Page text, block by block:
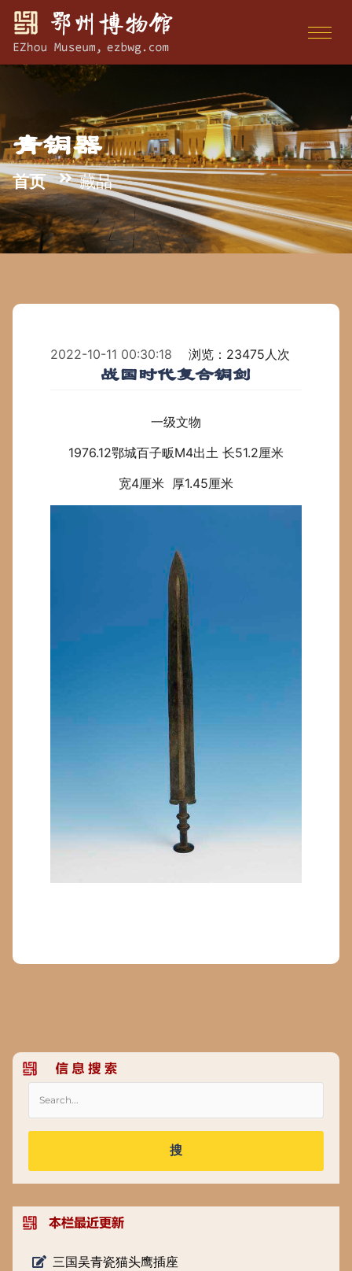
青铜器
首页 藏品
2022-10-11 00:30:18 浏览：23475人次
战国时代复合铜剑
一级文物
1976.12鄂城百子畈M4出土 长51.2厘米
宽4厘米 厚1.45厘米
搜
三国吴青瓷猫头鹰插座